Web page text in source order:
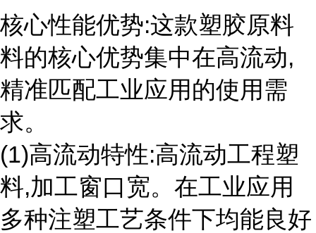
核心性能优势:这款塑胶原料
料的核心优势集中在高流动,
精准匹配工业应用的使用需
求。
(1)高流动特性:高流动工程塑
料,加工窗口宽。在工业应用
多种注塑工艺条件下均能良好